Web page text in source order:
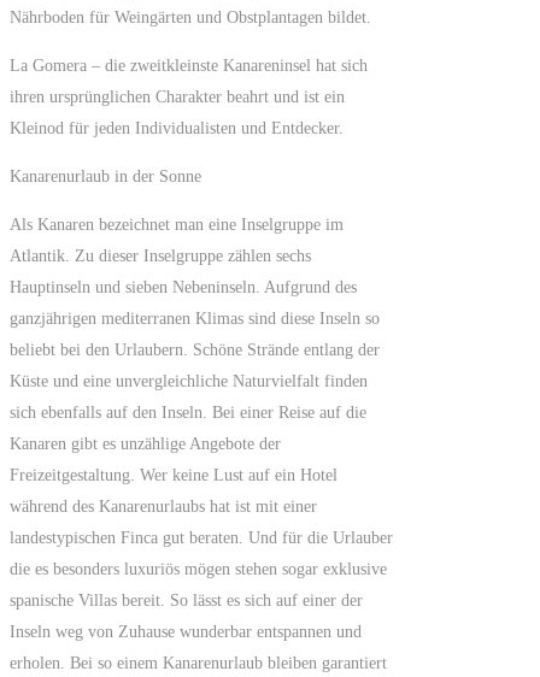
Nährboden für Weingärten und Obstplantagen bildet.
La Gomera – die zweitkleinste Kanareninsel hat sich
ihren ursprünglichen Charakter beahrt und ist ein
Kleinod für jeden Individualisten und Entdecker.
Kanarenurlaub in der Sonne
Als Kanaren bezeichnet man eine Inselgruppe im
Atlantik. Zu dieser Inselgruppe zählen sechs
Hauptinseln und sieben Nebeninseln. Aufgrund des
ganzjährigen mediterranen Klimas sind diese Inseln so
beliebt bei den Urlaubern. Schöne Strände entlang der
Küste und eine unvergleichliche Naturvielfalt finden
sich ebenfalls auf den Inseln. Bei einer Reise auf die
Kanaren gibt es unzählige Angebote der
Freizeitgestaltung. Wer keine Lust auf ein Hotel
während des Kanarenurlaubs hat ist mit einer
landestypischen Finca gut beraten. Und für die Urlauber
die es besonders luxuriös mögen stehen sogar exklusive
spanische Villas bereit. So lässt es sich auf einer der
Inseln weg von Zuhause wunderbar entspannen und
erholen. Bei so einem Kanarenurlaub bleiben garantiert